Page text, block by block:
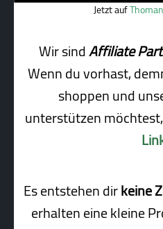
Jetzt auf
Wir sindAffiliate
Wenn du vorhast,
shoppen und
unterstützen
Es entstehen dirkeine
erhalten eine kleine